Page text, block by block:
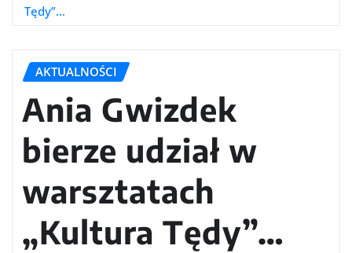
Tędy”…
AKTUALNOŚCI
Ania Gwizdek
bierze udział w
warsztatach
„Kultura Tędy”…